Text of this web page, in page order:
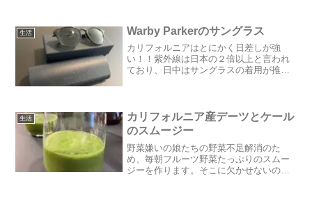
な〜」と感じます。我が家も長女のスク
ールEgg hu...
生活 Warby Parkerのサングラス
カリフォルニアはとにかく日差しが強
い！！紫外線は日本の２倍以上と言われ
ており、日中はサングラスの着用が推奨
すが、当時から愛用している...
生活
カリフォルニア産デーツとケール
のスムージー
野菜嫌いの娘たちの野菜不足解消のた
め、毎朝フルーツ野菜たっぷりのスムー
ジーを作ります。そこに欠かせないのが